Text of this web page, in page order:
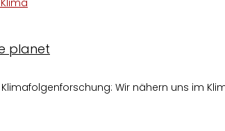
planet
Wir nähern uns im